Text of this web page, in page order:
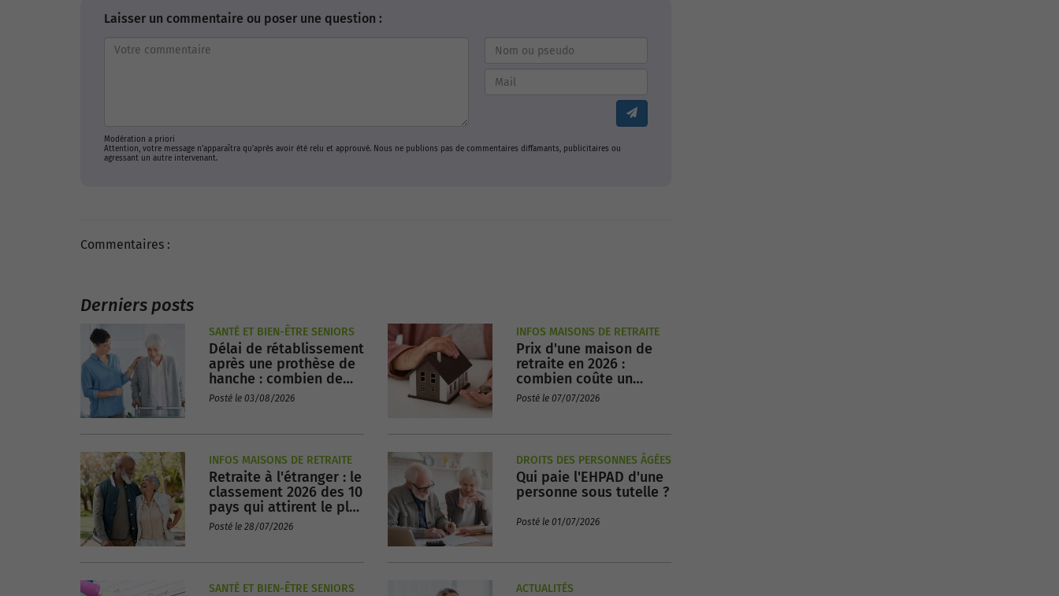
Laisser un commentaire ou poser une question :
Modération a priori
Attention, votre message n’apparaîtra qu’après avoir été relu et approuvé. Nous ne publions pas de commentaires diffamants, publicitaires ou
agressant un autre intervenant.
Commentaires :
Derniers posts
SANTÉ ET BIEN-ÊTRE SENIORS
Délai de rétablissement
après une prothèse de
hanche : combien de
temps faut-il pour
Posté le 03/08/2026
INFOS MAISONS DE RETRAITE
Retraite à l'étranger : le
classement 2026 des 10
pays qui attirent le plus
de retraités
Posté le 28/07/2026
SANTÉ ET BIEN-ÊTRE SENIORS
INFOS MAISONS DE RETRAITE
Prix d'une maison de
retraite en 2026 :
combien coûte un
EHPAD par mois en
Posté le 07/07/2026
DROITS DES PERSONNES ÂGÉES
Qui paie l'EHPAD d'une
personne sous tutelle ?
Posté le 01/07/2026
ACTUALITÉS